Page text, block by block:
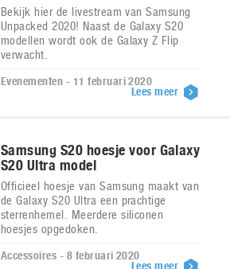
Bekijk hier de livestream van Samsung
Unpacked 2020! Naast de Galaxy S20
modellen wordt ook de Galaxy Z Flip
verwacht.
Evenementen - 11 februari 2020
Lees meer
Samsung S20 hoesje voor Galaxy
S20 Ultra model
Officieel hoesje van Samsung maakt van
de Galaxy S20 Ultra een prachtige
sterrenhemel. Meerdere siliconen
hoesjes opgedoken.
Accessoires - 8 februari 2020
Lees meer